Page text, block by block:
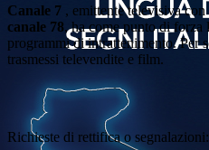
Canale 7 , emittente televisiva
canale 78, ha come punto di
programmi di intrattenimento. Per
trasmessi televendite e film.
Richieste di rettifica o segnalazioni: